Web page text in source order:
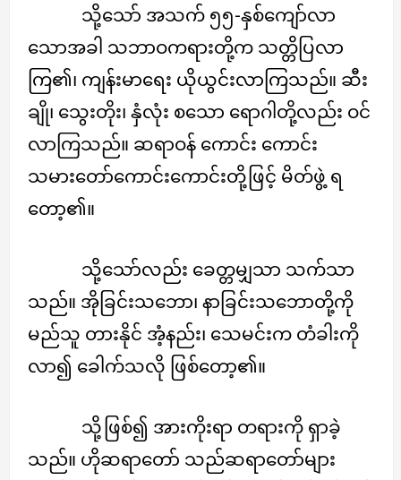
သို့သော် အသက် ၅၅-နှစ်ကျော်လာ
သောအခါ သဘာဝကရားတို့က သတ္တိပြလာ
ကြ၏၊ ကျန်းမာရေး ယိုယွင်းလာကြသည်။ ဆီး
ချို၊ သွေးတိုး၊ နှံလုံး စသော ရောဂါတို့လည်း ဝင်
လာကြသည်။ ဆရာဝန် ကောင်း ကောင်း
သမားတော်ကောင်းကောင်းတို့ဖြင့် မိတ်ဖွဲ့ ရ
တော့၏။
သို့သော်လည်း ခေတ္တမျှသာ သက်သာ
သည်။ အိုခြင်းသဘော၊ နာခြင်းသဘောတို့ကို
မည်သူ တားနိုင် အံ့နည်း၊ သေမင်းက တံခါးကို
လာ၍ ခေါက်သလို ဖြစ်တော့၏။
သို့ဖြစ်၍ အားကိုးရာ တရားကို ရှာခဲ့
သည်။ ဟိုဆရာတော် သည်ဆရာတော်များ